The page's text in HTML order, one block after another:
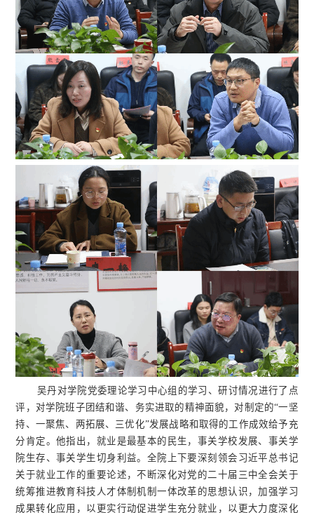
吴丹对学院党委理论学习中心组的学习、研讨情况进行了点
评，对学院班子团结和谐、务实进取的精神面貌，对制定的“一坚
持、一聚焦、两拓展、三优化”发展战略和取得的工作成效给予充
分肯定。他指出，就业是最基本的民生，事关学校发展、事关学
院生存、事关学生切身利益。全院上下要深刻领会习近平总书记
关于就业工作的重要论述，不断深化对党的二十届三中全会关于
统筹推进教育科技人才体制机制一体改革的思想认识，加强学习
成果转化应用，以更实行动促进学生充分就业，以更大力度深化